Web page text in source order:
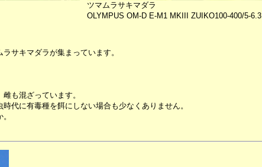
ツマムラサキマダラ
OLYMPUS OM-D E-M1 MKIII ZUIKO100-400/5-6.3
サキマダラが集まっています。
も混ざっています。
代に有毒種を餌にしない場合も少なくありません。